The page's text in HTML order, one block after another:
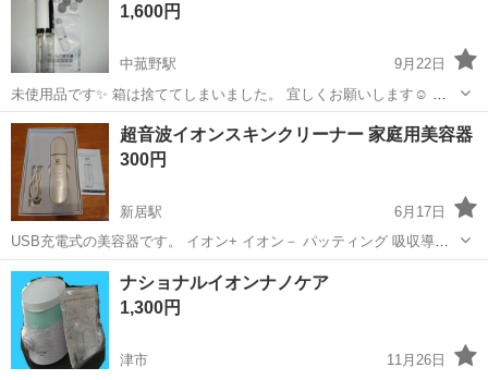
1,600円
中菰野駅
9月22日
未使用品です✨ 箱は捨ててしまいました。 宜しくお願いします☺️ 写
真映り悪くてスミマセン(・・;)
三重 三重郡 中菰野駅 美容家電
超音波イオンスキンクリーナー 家庭用美容器
300円
新居駅
6月17日
USB充電式の美容器です。 イオン+ イオン－ パッティング 吸収導入
ピーリング 引き締めモードがあります。 スクレパータイプです。 説
明書あり。 ノークレーム、ノーリターンでお願い致します。
三重 伊賀市 新居駅 美容家電
ナショナルイオンナノケア
1,300円
津市
11月26日